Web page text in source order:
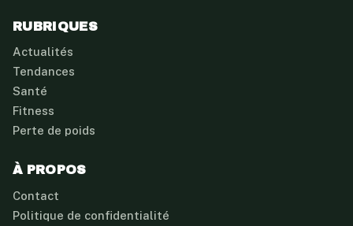
RUBRIQUES
Actualités
Tendances
Santé
Fitness
Perte de poids
À PROPOS
Contact
Politique de confidentialité